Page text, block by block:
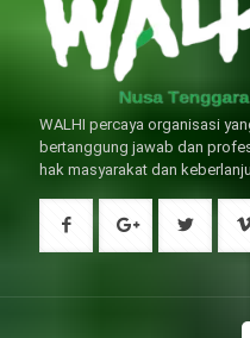
WALHI percaya organisasi
bertanggung jawab dan
hak masyarakat dan